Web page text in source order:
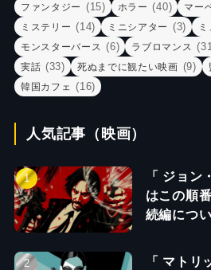
ファンタジー (15) ホラー (40) マー
ミステリー (14) ミニシアター (3)
モンスターバース (6) ラブロマンス
実話 (33) 死ぬまでに観たい映画 (9)
韓国カフェ (16)
人気記事（映画）
「 ジョン
はこの順
続編につ
「 マトリ